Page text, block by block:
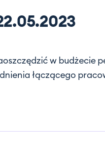
w budżecie
łączącego